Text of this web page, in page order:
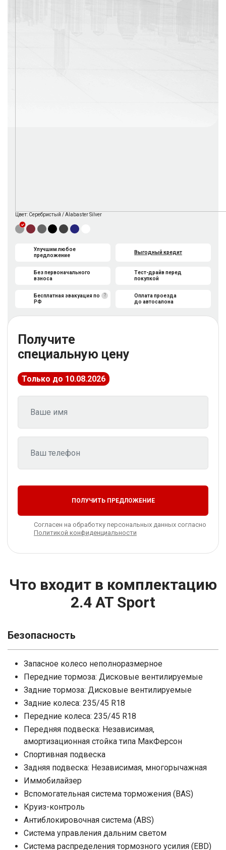
Цвет: Серебристый / Alabaster Silver
Улучшим любое
предложение
Без первоначального
взноса
Выгодный кредит
Тест-драйв перед
покупкой
?
Бесплатная эвакуация по
РФ
Оплата проезда
до автосалона
Получите
специальную цену
Только до 10.08.2026
ПОЛУЧИТЬ ПРЕДЛОЖЕНИЕ
Согласен на обработку персональных данных согласно
Политикой конфиденциальности
Что входит в комплектацию
2.4 AT Sport
Безопасность
Запасное колесо неполноразмерное
Передние тормоза: Дисковые вентилируемые
Задние тормоза: Дисковые вентилируемые
Задние колеса: 235/45 R18
Передние колеса: 235/45 R18
Передняя подвеска: Независимая,
амортизационная стойка типа МакФерсон
Спортивная подвеска
Задняя подвеска: Независимая, многорычажная
Иммобилайзер
Вспомогательная система торможения (BAS)
Круиз-контроль
Антиблокировочная система (ABS)
Система управления дальним светом
Система распределения тормозного усилия (EBD)